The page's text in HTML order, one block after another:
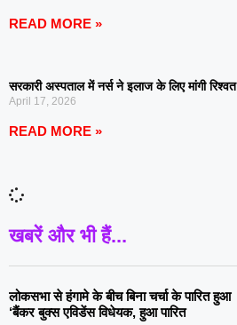
READ MORE »
सरकारी अस्पताल में नर्स ने इलाज के लिए मांगी रिश्वत
April 17, 2026
READ MORE »
खबरें और भी हैं...
लोकसभा से हंगामे के बीच बिना चर्चा के पारित हुआ
‘बैंकर बुक्स एविडेंस विधेयक, हुआ पारित